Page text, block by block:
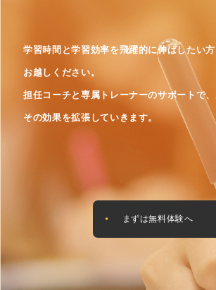
学習時間と学習効率を飛躍的に伸ばしたい
お越しください。
担任コーチと専属トレーナーのサポートで
その効果を拡張していきます。
まずは無料体験へ